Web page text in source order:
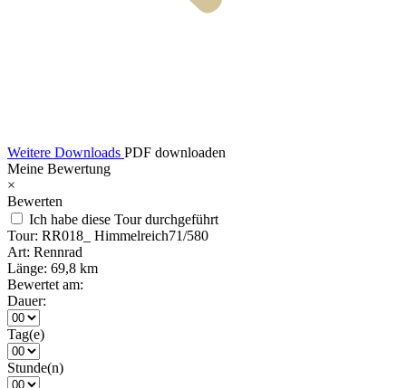
Weitere Downloads PDF downloaden
Meine Bewertung
×
Bewerten
Ich habe diese Tour durchgeführt
Tour: RR018_ Himmelreich71/580
Art: Rennrad
Länge: 69,8 km
Bewertet am:
Dauer:
Tag(e)
Stunde(n)